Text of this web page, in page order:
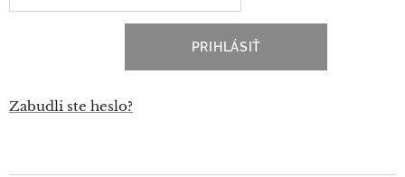
PRIHLÁSIŤ
Zabudli ste heslo?